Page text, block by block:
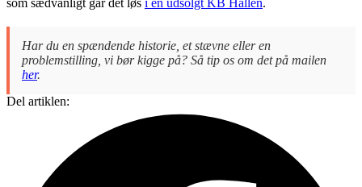
Har du en spændende historie, et stævne eller en
problemstilling, vi bør kigge på? Så tip os om det på mailen
her.
Del artiklen: